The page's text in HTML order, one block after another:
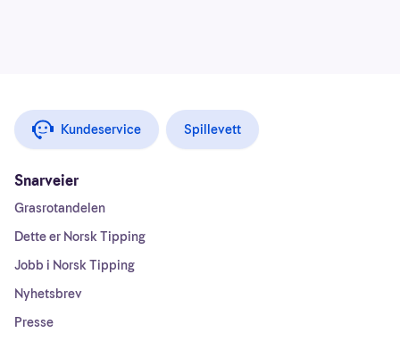
Kundeservice Spillevett
Snarveier
Grasrotandelen
Dette er Norsk Tipping
Jobb i Norsk Tipping
Nyhetsbrev
Presse